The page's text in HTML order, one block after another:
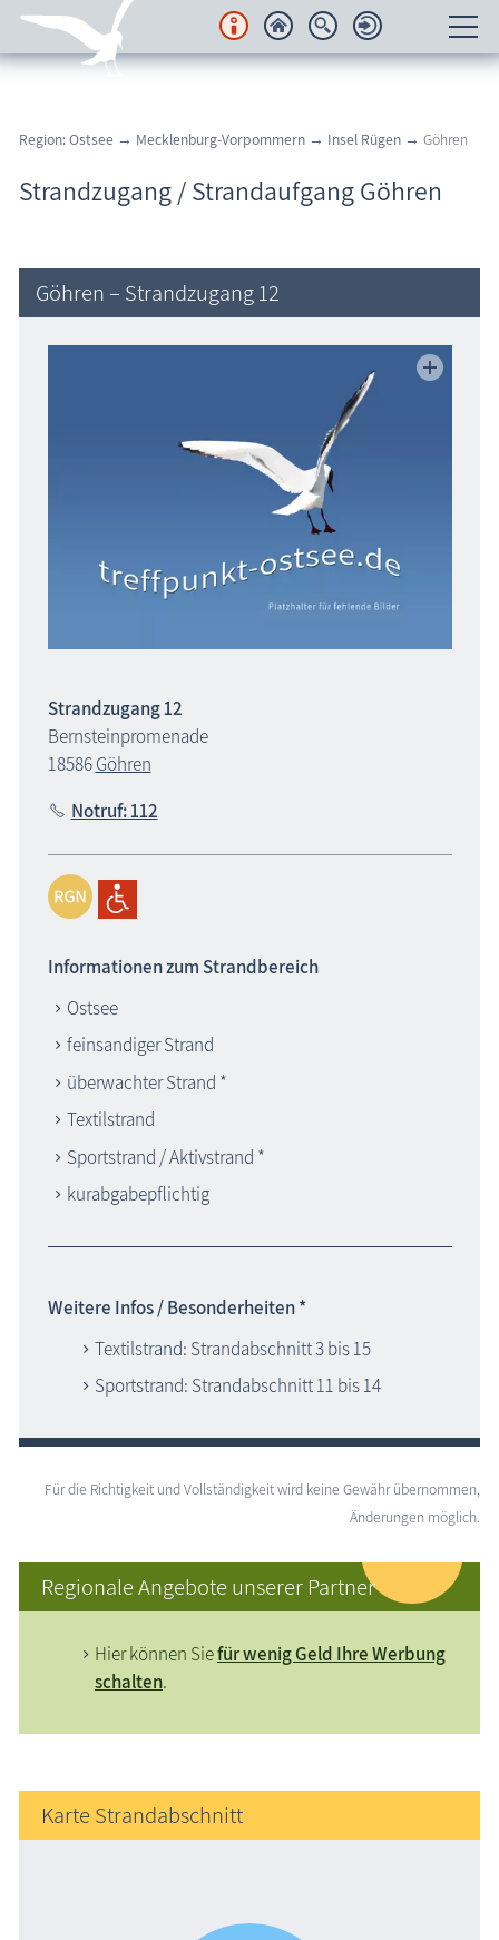
Regionales
Urlaubsorte
Freizeit
Region: Ostsee → Mecklenburg-Vorpommern → Insel Rügen → Göhren
Strandzugang / Strandaufgang Göhren
Göhren – Strandzugang 12
Strandzugang 12
Bernsteinpromenade
18586Göhren
Notruf: 112
Informationen zum Strandbereich
Ostsee
feinsandiger Strand
überwachter Strand *
Textilstrand
Sportstrand / Aktivstrand *
kurabgabepflichtig
Weitere Infos / Besonderheiten *
Textilstrand: Strandabschnitt 3 bis 15
Sportstrand: Strandabschnitt 11 bis 14
Für die Richtigkeit und Vollständigkeit wird keine Gewähr übernommen,
Änderungen möglich.
Regionale Angebote unserer Partner
Hier können Siefür wenig Geld Ihre Werbung
schalten.
Karte Strandabschnitt